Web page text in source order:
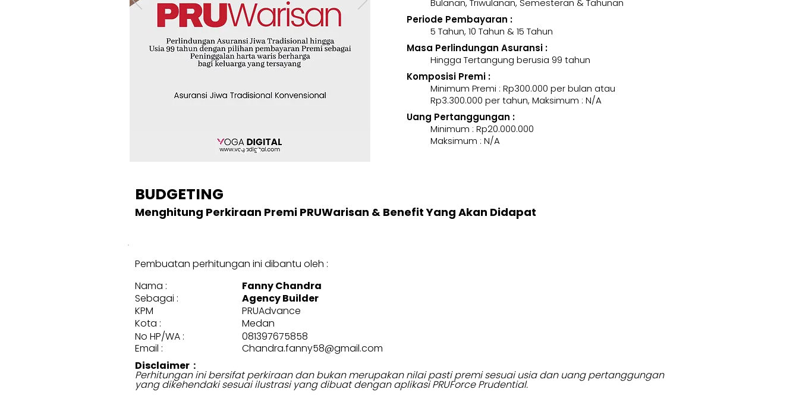
Bulanan, Triwulanan, Semesteran & Tahunan
Periode Pembayaran :
5 Tahun, 10 Tahun & 15 Tahun
Masa Perlindungan Asuransi :
Hingga Tertangung berusia 99 tahun
Komposisi Premi :
Minimum Premi : Rp300.000 per bulan atau
Rp3.300.000 per tahun, Maksimum : N/A
Uang Pertanggungan :
Minimum : Rp20.000.000
Maksimum : N/A
BUDGETING
Menghitung Perkiraan Premi PRUWarisan & Benefit Yang Akan Didapat
Pembuatan perhitungan ini dibantu oleh :
Medan
Kota :
081397675858
No HP/WA :
Email :
Chandra.fanny58@gmail.com
Disclaimer :
Perhitungan ini bersifat perkiraan dan bukan merupakan nilai pasti premi sesuai usia dan uang pertanggungan
yang dikehendaki sesuai ilustrasi yang dibuat dengan aplikasi PRUForce Prudential.
Nama :
Fanny Chandra
Sebagai :
Agency Builder
KPM
PRUAdvance